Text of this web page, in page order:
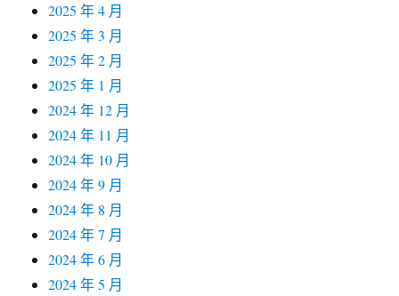
2025 年 4 月
2025 年 3 月
2025 年 2 月
2025 年 1 月
2024 年 12 月
2024 年 11 月
2024 年 10 月
2024 年 9 月
2024 年 8 月
2024 年 7 月
2024 年 6 月
2024 年 5 月